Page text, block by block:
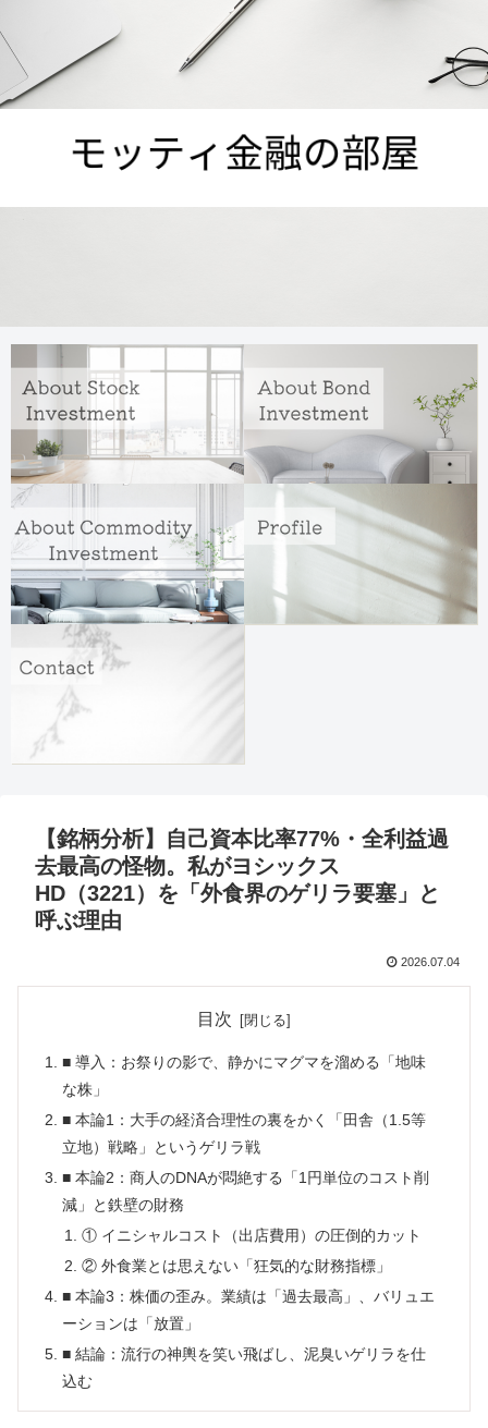
【銘柄分析】自己資本比率77%・全利益過
去最高の怪物。私がヨシックス
HD（3221）を「外食界のゲリラ要塞」と
呼ぶ理由
2026.07.04
目次
■ 導入：お祭りの影で、静かにマグマを溜める「地味
な株」
■ 本論1：大手の経済合理性の裏をかく「田舎（1.5等
立地）戦略」というゲリラ戦
■ 本論2：商人のDNAが悶絶する「1円単位のコスト削
減」と鉄壁の財務
① イニシャルコスト（出店費用）の圧倒的カット
② 外食業とは思えない「狂気的な財務指標」
■ 本論3：株価の歪み。業績は「過去最高」、バリュエ
ーションは「放置」
■ 結論：流行の神輿を笑い飛ばし、泥臭いゲリラを仕
込む